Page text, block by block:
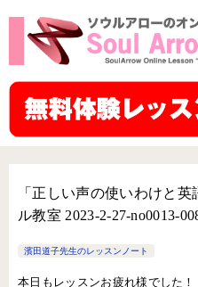
「正しい声の使いわけと
ル教室 2023-2-27-­no0013-­
濱田道子先生のレッスンノート
本日もレッスンお疲れ様でした！